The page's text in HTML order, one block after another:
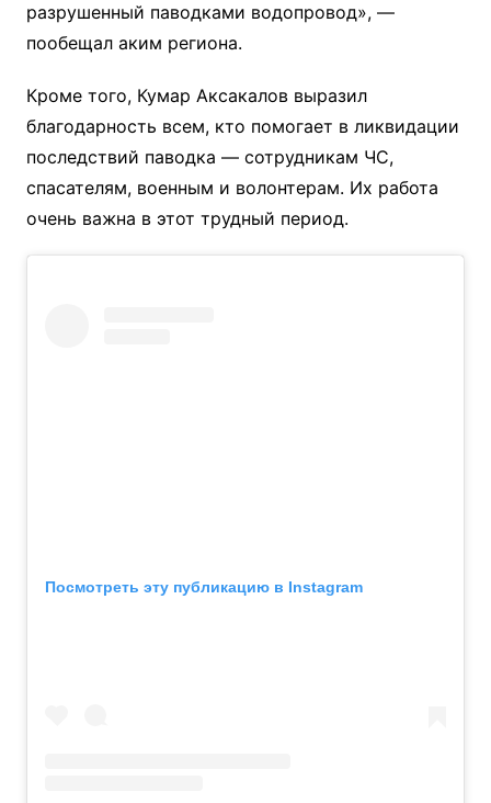
разрушенный паводками водопровод», —
пообещал аким региона.
Кроме того, Кумар Аксакалов выразил
благодарность всем, кто помогает в ликвидации
последствий паводка — сотрудникам ЧС,
спасателям, военным и волонтерам. Их работа
очень важна в этот трудный период.
Посмотреть эту публикацию в Instagram